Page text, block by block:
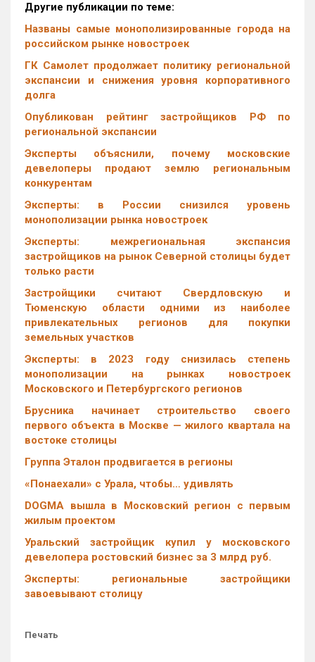
Другие публикации по теме:
Названы самые монополизированные города на
российском рынке новостроек
ГК Самолет продолжает политику региональной
экспансии и снижения уровня корпоративного
долга
Опубликован рейтинг застройщиков РФ по
региональной экспансии
Эксперты объяснили, почему московские
девелоперы продают землю региональным
конкурентам
Эксперты: в России снизился уровень
монополизации рынка новостроек
Эксперты: межрегиональная экспансия
застройщиков на рынок Северной столицы будет
только расти
Застройщики считают Свердловскую и
Тюменскую области одними из наиболее
привлекательных регионов для покупки
земельных участков
Эксперты: в 2023 году снизилась степень
монополизации на рынках новостроек
Московского и Петербургского регионов
Брусника начинает строительство своего
первого объекта в Москве — жилого квартала на
востоке столицы
Группа Эталон продвигается в регионы
«Понаехали» с Урала, чтобы… удивлять
DOGMA вышла в Московский регион с первым
жилым проектом
Уральский застройщик купил у московского
девелопера ростовский бизнес за 3 млрд руб.
Эксперты: региональные застройщики
завоевывают столицу
Печать